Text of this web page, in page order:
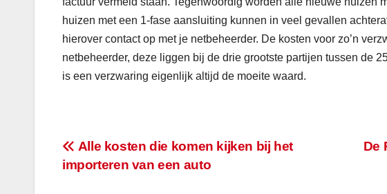
huizen met een 1-fase aansluiting kunnen in veel gevallen
hierover contact op met je netbeheerder. De kosten voor zo’n
netbeheerder, deze liggen bij de drie grootste partijen tussen de
is een verzwaring eigenlijk altijd de moeite waard.
Bericht
navigatie
De
Alle kosten die komen kijken bij het
importeren van een auto